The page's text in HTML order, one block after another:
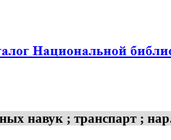
навук ; транспарт ;